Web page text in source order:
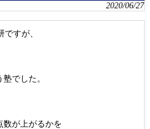
2020/06/27
すが、
でした。
数が上がるかを